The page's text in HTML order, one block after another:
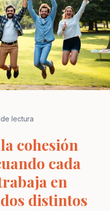
de lectura
cohesión
cada
en
distintos